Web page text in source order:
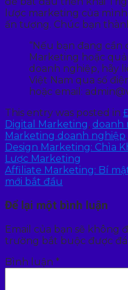
lược marketing của
ấn tượng. Chúc bạn
“Nếu bạn đang cần
Marketing hoặc
doanh nghiệp, hãy
Việt Nam qua số
hoặc email:
This entry was posted in
Digital Marketing, doanh
Marketing doanh nghiệp.
Design Marketing: Chìa
Lược Marketing
Affiliate Marketing: Bí
mới bắt đầu
Để lại một bình luận
Email của bạn sẽ không
trường bắt buộc được
Bình luận *